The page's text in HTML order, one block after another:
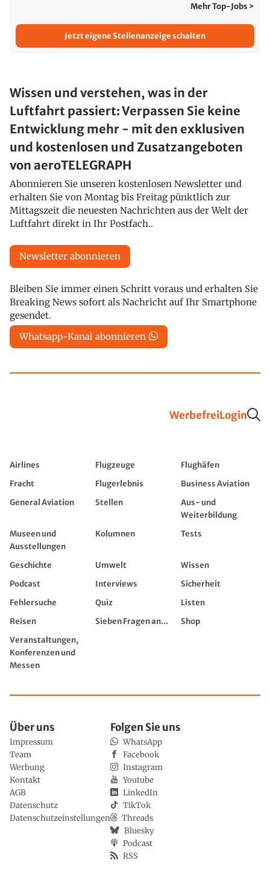
Mehr Top-Jobs >
Jetzt eigene Stellenanzeige schalten
Wissen und verstehen, was in der
Luftfahrt passiert: Verpassen Sie keine
Entwicklung mehr - mit den exklusiven
und kostenlosen und Zusatzangeboten
von aeroTELEGRAPH
Abonnieren Sie unseren kostenlosen Newsletter und
erhalten Sie von Montag bis Freitag pünktlich zur
Mittagszeit die neuesten Nachrichten aus der Welt der
Luftfahrt direkt in Ihr Postfach..
Newsletter abonnieren
Bleiben Sie immer einen Schritt voraus und erhalten Sie
Breaking News sofort als Nachricht auf Ihr Smartphone
gesendet.
Whatsapp-Kanal abonnieren
WerbefreiLogin
Airlines Flugzeuge
Flughäfen
Fracht
Flugerlebnis
Business Aviation
General Aviation
Stellen
Aus- und
Weiterbildung
Museen und
Ausstellungen
Kolumnen Tests
Geschichte Umwelt
Wissen
Podcast
Interviews
Sicherheit
Fehlersuche
Quiz
Listen
Reisen
Sieben Fragen an...
Shop
Veranstaltungen,
Konferenzen und
Messen
Über uns
Impressum
Team
Werbung
Kontakt
AGB
Datenschutz
Datenschutzeinstellungen
Folgen Sie uns
WhatsApp
Facebook
Instagram
Youtube
LinkedIn
TikTok
Threads
Bluesky
Podcast
RSS